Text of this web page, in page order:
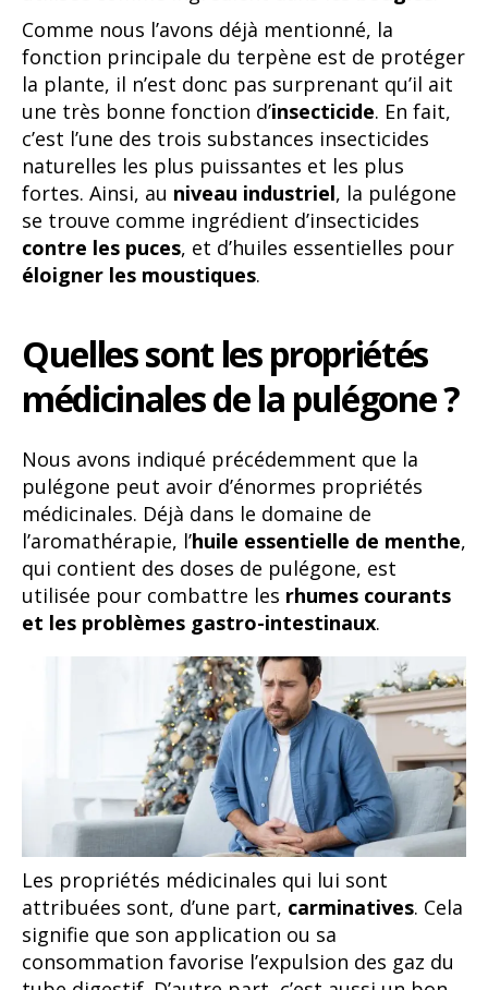
Comme nous l’avons déjà mentionné, la
fonction principale du terpène est de protéger
la plante, il n’est donc pas surprenant qu’il ait
une très bonne fonction d’insecticide. En fait,
c’est l’une des trois substances insecticides
naturelles les plus puissantes et les plus
fortes. Ainsi, au niveau industriel, la pulégone
se trouve comme ingrédient d’insecticides
contre les puces, et d’huiles essentielles pour
éloigner les moustiques.
Quelles sont les propriétés
médicinales de la pulégone ?
Nous avons indiqué précédemment que la
pulégone peut avoir d’énormes propriétés
médicinales. Déjà dans le domaine de
l’aromathérapie, l’huile essentielle de menthe,
qui contient des doses de pulégone, est
utilisée pour combattre les rhumes courants
et les problèmes gastro-intestinaux.
Les propriétés médicinales qui lui sont
attribuées sont, d’une part, carminatives. Cela
signifie que son application ou sa
consommation favorise l’expulsion des gaz du